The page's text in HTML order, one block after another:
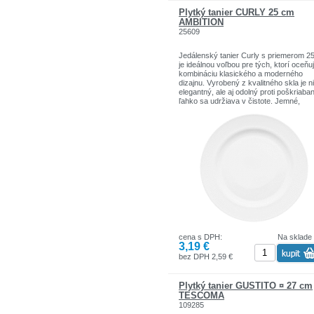
Plytký tanier CURLY 25 cm
AMBITION
25609
Jedálenský tanier Curly s priemerom
je ideálnou voľbou pre tých, ktorí
kombináciu klasického a moderného
dizajnu. Vyrobený z kvalitného skla je
elegantný, ale aj odolný proti
ľahko sa udržiava v čistote. Jemné,
jedinečný charakter, vďaka čomu je
jedlo výnimočné. Tento minimalistický
riadu pre jednoduché každodenné
Optimálna veľkosť: priemer 25 cm,
na servírovanie jedál
Všestranné použitie: ideálne pre
Na sklade
cena s DPH:
3,19 €
bez DPH 2,59 €
Plytký tanier GUSTITO ¤ 27 cm
TESCOMA
109285